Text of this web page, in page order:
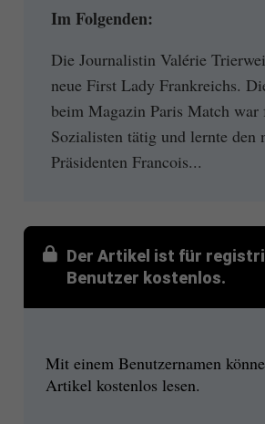
Im Folgenden:
Die Journalistin Valérie
neue First Lady Frankreichs.
beim Magazin Paris Match war
Sozialisten tätig und lernte den
Präsidenten Francois...
Der Artikel ist für
Benutzer kostenlos.
Mit einem Benutzernamen
Artikel kostenlos lesen.